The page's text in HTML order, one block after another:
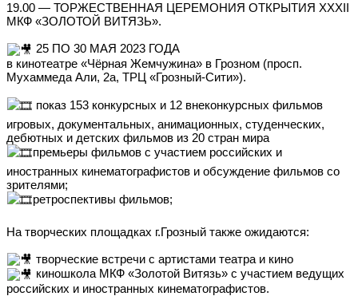
19.00 — ТОРЖЕСТВЕННАЯ ЦЕРЕМОНИЯ ОТКРЫТИЯ XXXII
МКФ «ЗОЛОТОЙ ВИТЯЗЬ».
25 ПО 30 МАЯ 2023 ГОДА
в кинотеатре «Чёрная Жемчужина» в Грозном (просп.
Мухаммеда Али, 2а, ТРЦ «Грозный-Сити»).
показ 153 конкурсных и 12 внеконкурсных фильмов
игровых, документальных, анимационных, студенческих,
дебютных и детских фильмов из 20 стран мира
премьеры фильмов с участием российских и
иностранных кинематографистов и обсуждение фильмов со
зрителями;
ретроспективы фильмов;
На творческих площадках г.Грозный также ожидаются:
творческие встречи с артистами театра и кино
киношкола МКФ «Золотой Витязь» с участием ведущих
российских и иностранных кинематографистов.